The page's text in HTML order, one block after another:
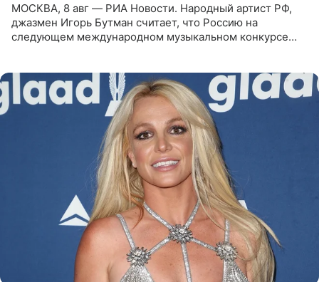
МОСКВА, 8 авг — РИА Новости. Народный артист РФ,
джазмен Игорь Бутман считает, что Россию на
следующем международном музыкальном конкурсе